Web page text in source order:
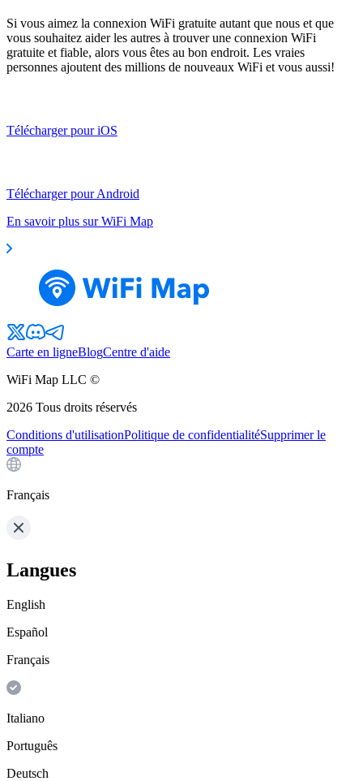
Si vous aimez la connexion WiFi gratuite autant que nous et que
vous souhaitez aider les autres à trouver une connexion WiFi
gratuite et fiable, alors vous êtes au bon endroit. Les vraies
personnes ajoutent des millions de nouveaux WiFi et vous aussi!
Télécharger pour iOS
Télécharger pour Android
En savoir plus sur WiFi Map
Carte en ligneBlogCentre d'aide
WiFi Map LLC ©
2026 Tous droits réservés
Conditions d'utilisationPolitique de confidentialitéSupprimer le
compte
Français
Langues
English
Español
Français
Italiano
Português
Deutsch